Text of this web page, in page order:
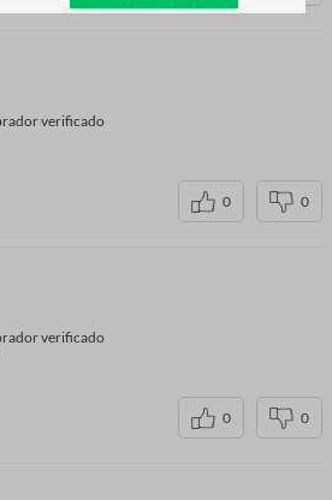
verificado
0 0
verificado
0 0